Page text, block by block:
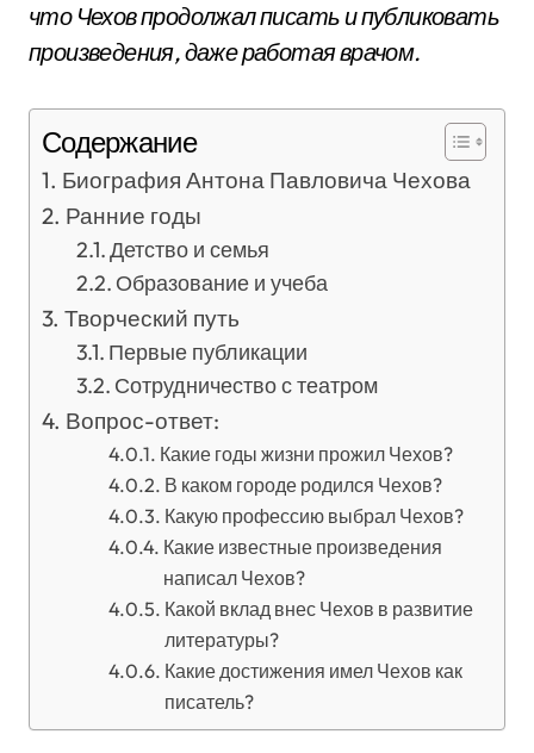
что Чехов продолжал писать и публиковать
произведения, даже работая врачом.
Содержание
Биография Антона Павловича Чехова
Ранние годы
Детство и семья
Образование и учеба
Творческий путь
Первые публикации
Сотрудничество с театром
Вопрос-ответ:
Какие годы жизни прожил Чехов?
В каком городе родился Чехов?
Какую профессию выбрал Чехов?
Какие известные произведения
написал Чехов?
Какой вклад внес Чехов в развитие
литературы?
Какие достижения имел Чехов как
писатель?